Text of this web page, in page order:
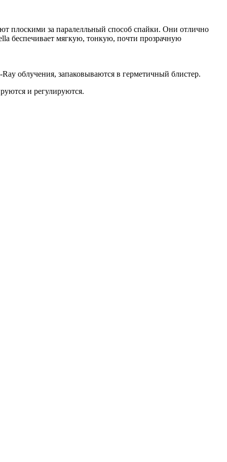
плоскими за паралелльный способ спайки. Они отлично
беспечивает мягкую, тонкую, почти прозрачную
облучения, запаковываются в герметичный блистер.
и регулируются.